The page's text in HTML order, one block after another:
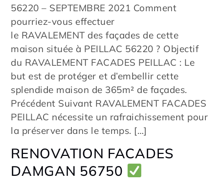
56220 – SEPTEMBRE 2021 Comment
pourriez-vous effectuer
le RAVALEMENT des façades de cette
maison située à PEILLAC 56220 ? Objectif
du RAVALEMENT FACADES PEILLAC : Le
but est de protéger et d’embellir cette
splendide maison de 365m² de façades.
Précédent Suivant RAVALEMENT FACADES
PEILLAC nécessite un rafraichissement pour
la préserver dans le temps. […]
RENOVATION FACADES
DAMGAN 56750